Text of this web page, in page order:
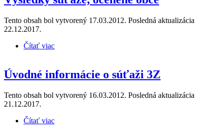
Tento obsah bol vytvorený 17.03.2012. Posledná aktualizácia
22.12.2017.
Čítať viac
Úvodné informácie o súťaži 3Z
Tento obsah bol vytvorený 16.03.2012. Posledná aktualizácia
21.12.2017.
Čítať viac